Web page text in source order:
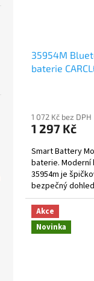
35954M
baterie
1 072 Kč bez DPH
1 297 Kč
Smart Battery
baterie.
35954m je
bezpečný
autech,
Akce
Novinka